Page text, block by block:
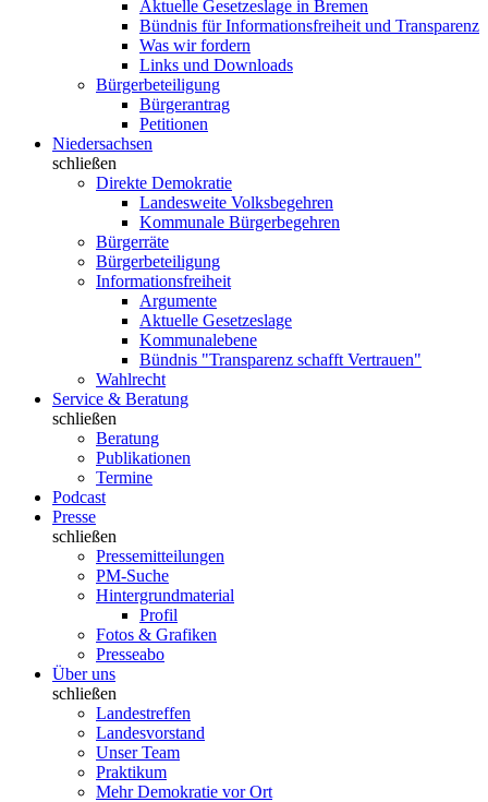
Aktuelle Gesetzeslage in Bremen
Bündnis für Informationsfreiheit und Transparenz
Was wir fordern
Links und Downloads
Bürgerbeteiligung
Bürgerantrag
Petitionen
Niedersachsen
schließen
Direkte Demokratie
Landesweite Volksbegehren
Kommunale Bürgerbegehren
Bürgerräte
Bürgerbeteiligung
Informationsfreiheit
Argumente
Aktuelle Gesetzeslage
Kommunalebene
Bündnis "Transparenz schafft Vertrauen"
Wahlrecht
Service & Beratung
schließen
Beratung
Publikationen
Termine
Podcast
Presse
schließen
Pressemitteilungen
PM-Suche
Hintergrundmaterial
Profil
Fotos & Grafiken
Presseabo
Über uns
schließen
Landestreffen
Landesvorstand
Unser Team
Praktikum
Mehr Demokratie vor Ort